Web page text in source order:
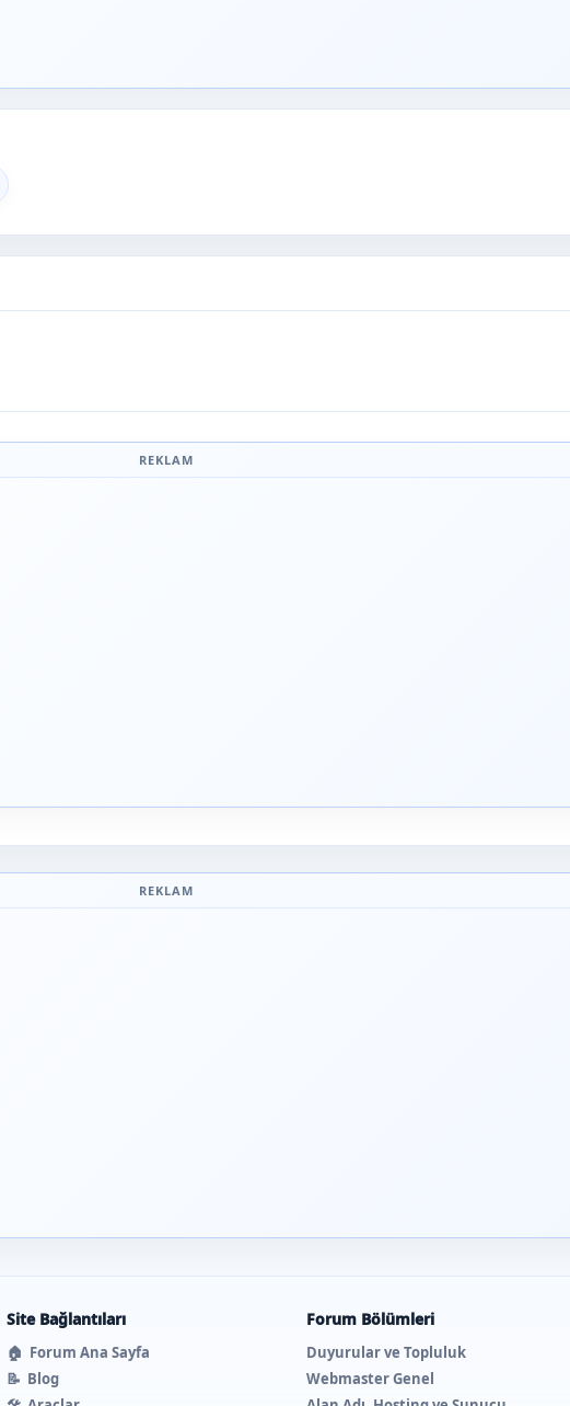
REKLAM
REKLAM
Site Bağlantıları
🏠 Forum Ana Sayfa
📝 Blog
Forum Bölümleri
Duyurular ve Topluluk
Webmaster Genel